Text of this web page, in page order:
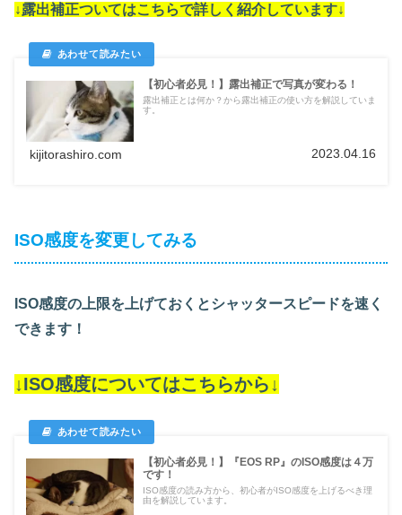
↓露出補正ついてはこちらで詳しく紹介しています↓
【初心者必見！】露出補正で写真が変わる！
露出補正とは何か？から露出補正の使い方を解説していま
す。
kijitorashiro.com 2023.04.16
ISO感度を変更してみる
ISO感度の上限を上げておくとシャッタースピードを速く
できます！
↓ISO感度についてはこちらから↓
【初心者必見！】『EOS RP』のISO感度は４万
です！
ISO感度の読み方から、初心者がISO感度を上げるべき理
由を解説しています。